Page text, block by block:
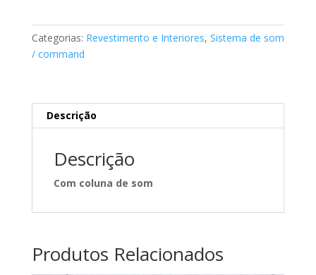
coluna
Mercedes
Categorias: Revestimento e Interiores, Sistema de som
/ command
Descrição
Descrição
Com coluna de som
Produtos Relacionados